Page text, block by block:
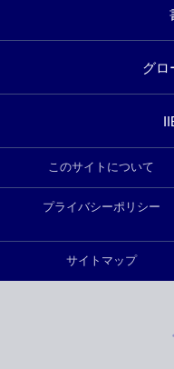
グロ
このサイトについて
プライバシーポリシー
サイトマップ